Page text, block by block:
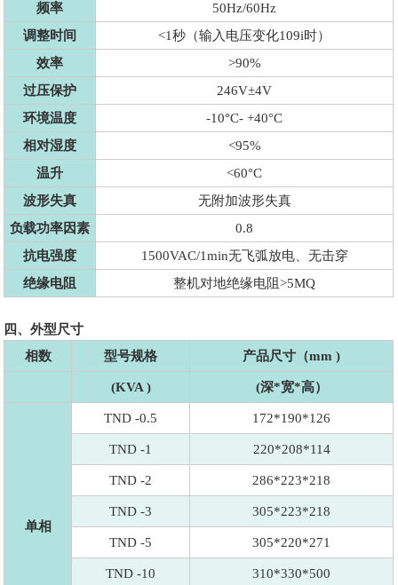
频率
50Hz/60Hz
调整时间
<1秒（输入电压变化109i时）
效率
>90%
过压保护
246V±4V
环境温度
-10°C- +40°C
相对湿度
<95%
温升
<60°C
波形失真
无附加波形失真
负载功率因素
0.8
抗电强度
1500VAC/1min无飞弧放电、无击穿
绝缘电阻
整机对地绝缘电阻>5MQ
四、外型尺寸
相数
型号规格 产品尺寸（mm )
(KVA ) (深*宽*高）
单相
TND -0.5 172*190*126
TND -1 220*208*114
TND -2 286*223*218
TND -3 305*223*218
TND -5 305*220*271
TND -10 310*330*500